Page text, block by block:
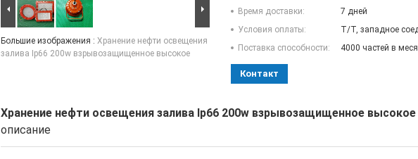
Большие изображения : Хранение нефти освещения
залива Ip66 200w взрывозащищенное высокое
Время доставки:
7 дней
Условия оплаты:
T/T, западное
Поставка способности:
4000 частей в
Контакт
Хранение нефти освещения залива Ip66 200w взрывозащищенное высокое
описание